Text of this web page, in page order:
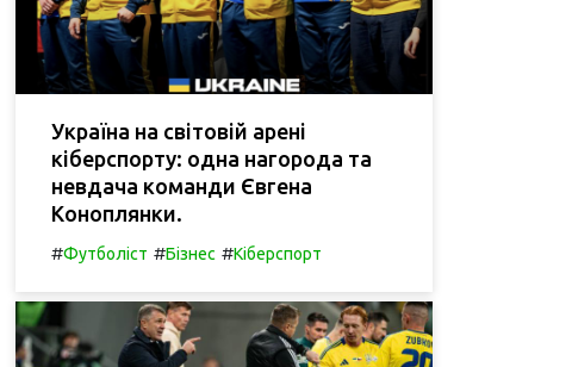
Україна на світовій арені
кіберспорту: одна нагорода та
невдача команди Євгена
Коноплянки.
#Футболіст #Бізнес #Кіберспорт